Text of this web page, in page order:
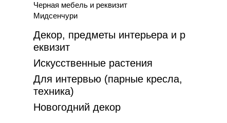
Черная мебель и реквизит
Мидсенчури
Декор, предметы интерьера и р
еквизит
Искусственные растения
Для интервью (парные кресла,
техника)
Новогодний декор